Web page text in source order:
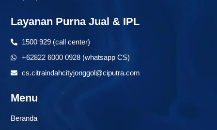
Layanan Purna Jual & IPL
1500 929 (call center)
+62822 6000 0928 (whatsapp CS)
cs.citraindahcityjonggol@ciputra.com
Menu
Beranda